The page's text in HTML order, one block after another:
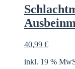
40,99 €
inkl. 19 %